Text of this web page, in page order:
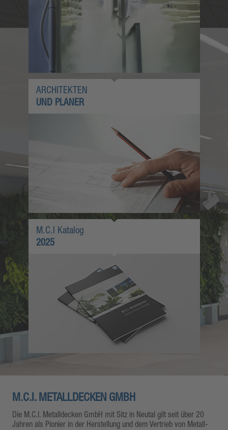
ARCHITEKTEN
UND PLANER
M.C.I Katalog
2025
M.C.I. METALLDECKEN GMBH
Die M.C.I. Metalldecken GmbH mit Sitz in Neutal gilt seit über 20
Jahren als Pionier in der Herstellung und dem Vertrieb von Metall-